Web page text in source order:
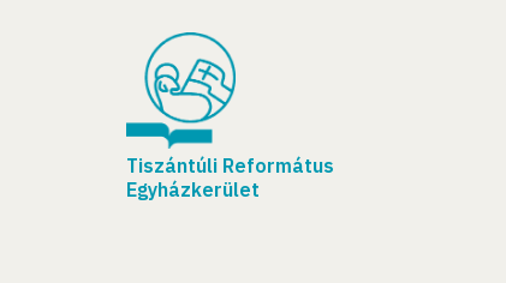
Tiszántúli Református
Egyházkerület